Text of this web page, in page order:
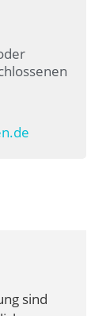
sind